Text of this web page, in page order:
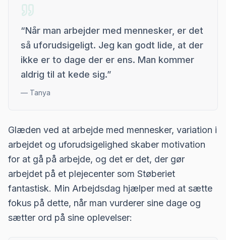
“Når man arbejder med mennesker, er det
så uforudsigeligt. Jeg kan godt lide, at der
ikke er to dage der er ens. Man kommer
aldrig til at kede sig.”
— Tanya
Glæden ved at arbejde med mennesker, variation i
arbejdet og uforudsigelighed skaber motivation
for at gå på arbejde, og det er det, der gør
arbejdet på et plejecenter som Støberiet
fantastisk. Min Arbejdsdag hjælper med at sætte
fokus på dette, når man vurderer sine dage og
sætter ord på sine oplevelser: